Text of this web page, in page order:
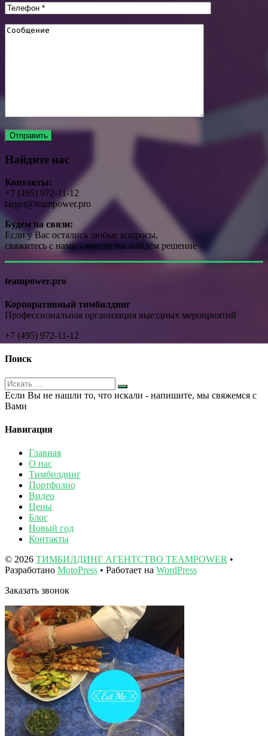
Найдите нас
Контакты:
+7 (495) 972-11-12
target@teampower.pro
Будем на связи:
Если у Вас остались любые вопросы,
свяжитесь с нами - вместе мы найдём решение
teampower.pro
Корпоративный тимбилдинг
Профессиональная организация выездных мероприятий
+7 (495) 972-11-12
Поиск
Если Вы не нашли то, что искали - напишите, мы свяжемся с
Вами
Навигация
Главная
О нас
Тимбилдинг
Портфолио
Видео
Цены
Блог
Новый год
Контакты
© 2026 ТИМБИЛДИНГ АГЕНТСТВО TEAMPOWER •
Разработано MotoPress • Работает на WordPress
Заказать звонок